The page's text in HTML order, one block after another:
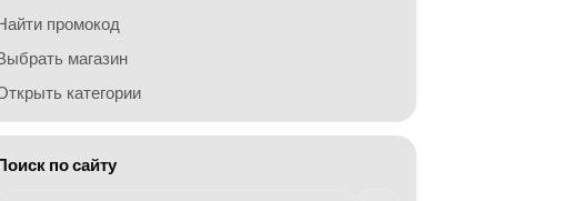
промокод
магазин
категории
по сайту